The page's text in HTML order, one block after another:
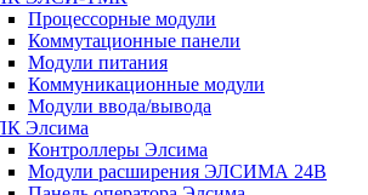
Процессорные модули
Коммутационные панели
Модули питания
Коммуникационные модули
Модули ввода/вывода
Элсима
Контроллеры Элсима
Модули расширения ЭЛСИМА 24В